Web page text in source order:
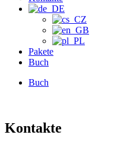
Pakete
Buch
Buch
Kontakte